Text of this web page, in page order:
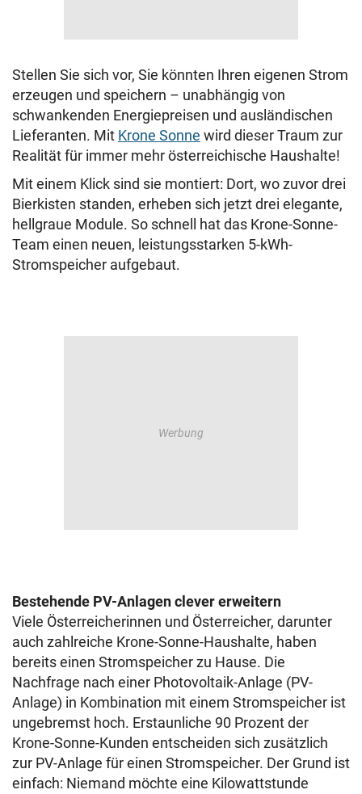
Stellen Sie sich vor, Sie könnten Ihren eigenen Strom
erzeugen und speichern – unabhängig von
schwankenden Energiepreisen und ausländischen
Lieferanten. Mit Krone Sonne wird dieser Traum zur
Realität für immer mehr österreichische Haushalte!
Mit einem Klick sind sie montiert: Dort, wo zuvor drei
Bierkisten standen, erheben sich jetzt drei elegante,
hellgraue Module. So schnell hat das Krone-Sonne-
Team einen neuen, leistungsstarken 5-kWh-
Stromspeicher aufgebaut.
Bestehende PV-Anlagen clever erweitern
Viele Österreicherinnen und Österreicher, darunter
auch zahlreiche Krone-Sonne-Haushalte, haben
bereits einen Stromspeicher zu Hause. Die
Nachfrage nach einer Photovoltaik-Anlage (PV-
Anlage) in Kombination mit einem Stromspeicher ist
ungebremst hoch. Erstaunliche 90 Prozent der
Krone-Sonne-Kunden entscheiden sich zusätzlich
zur PV-Anlage für einen Stromspeicher. Der Grund ist
einfach: Niemand möchte eine Kilowattstunde